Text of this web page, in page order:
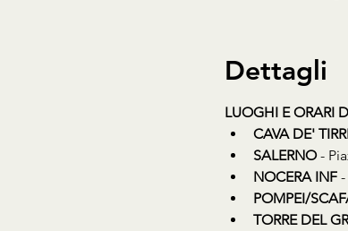
Dettagli
LUOGHI E ORARI
CAVA DE'
SALERNO -
NOCERA INF -
POMPEI/
TORRE DEL